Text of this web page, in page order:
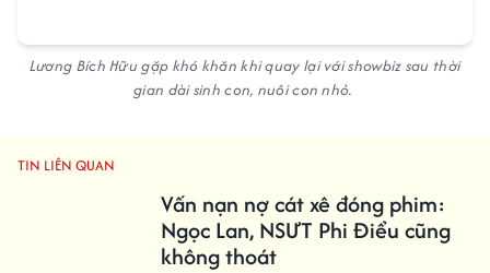
Lương Bích Hữu gặp khó khăn khi quay lại với showbiz sau thời
gian dài sinh con, nuôi con nhỏ.
TIN LIÊN QUAN
Vấn nạn nợ cát xê đóng phim:
Ngọc Lan, NSƯT Phi Điểu cũng
không thoát